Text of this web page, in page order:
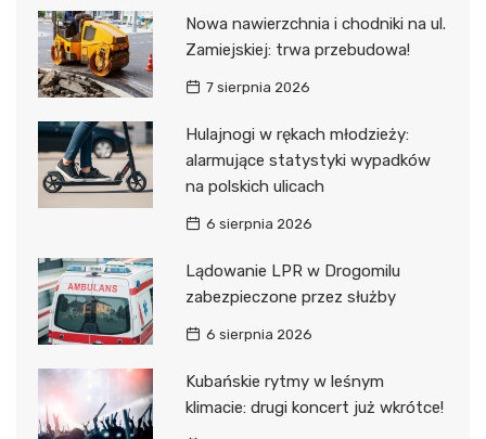
Nowa nawierzchnia i chodniki na ul.
Zamiejskiej: trwa przebudowa!
7 sierpnia 2026
Hulajnogi w rękach młodzieży:
alarmujące statystyki wypadków
na polskich ulicach
6 sierpnia 2026
Lądowanie LPR w Drogomilu
zabezpieczone przez służby
6 sierpnia 2026
Kubańskie rytmy w leśnym
klimacie: drugi koncert już wkrótce!